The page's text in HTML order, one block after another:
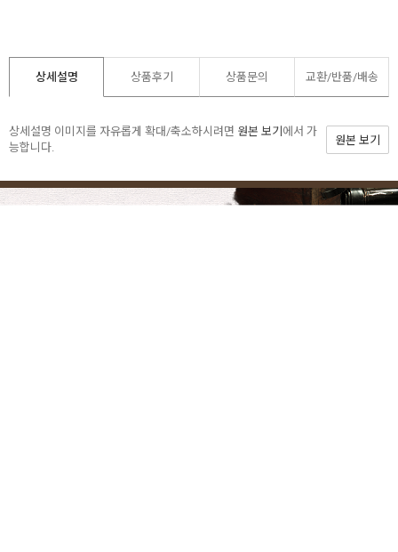
상세설명 상품후기 상품문의 교환/반품/배송
상세설명 이미지를 자유롭게 확대/축소하시려면 원본 보기 에서 가
능합니다.
원본 보기